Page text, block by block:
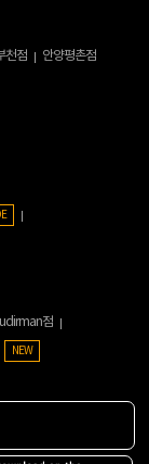
천점 안양평촌점
점
NEW